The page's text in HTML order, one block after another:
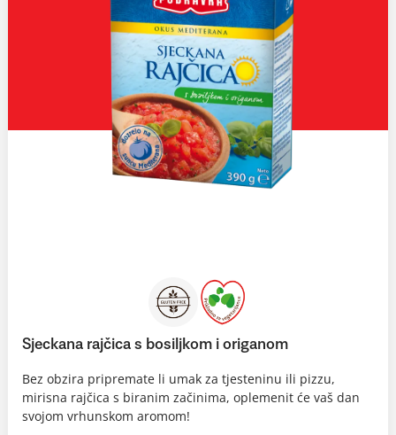
Sjeckana rajčica s bosiljkom i origanom
Bez obzira pripremate li umak za tjesteninu ili pizzu,
mirisna rajčica s biranim začinima, oplemenit će vaš dan
svojom vrhunskom aromom!